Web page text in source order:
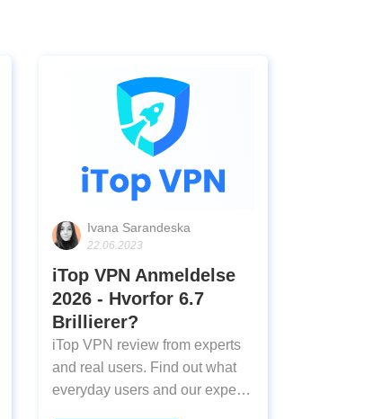
Ivana Sarandeska
22.06.2023
iTop VPN Anmeldelse
2026 - Hvorfor 6.7
Brillierer?
iTop VPN review from experts
and real users. Find out what
everyday users and our experts